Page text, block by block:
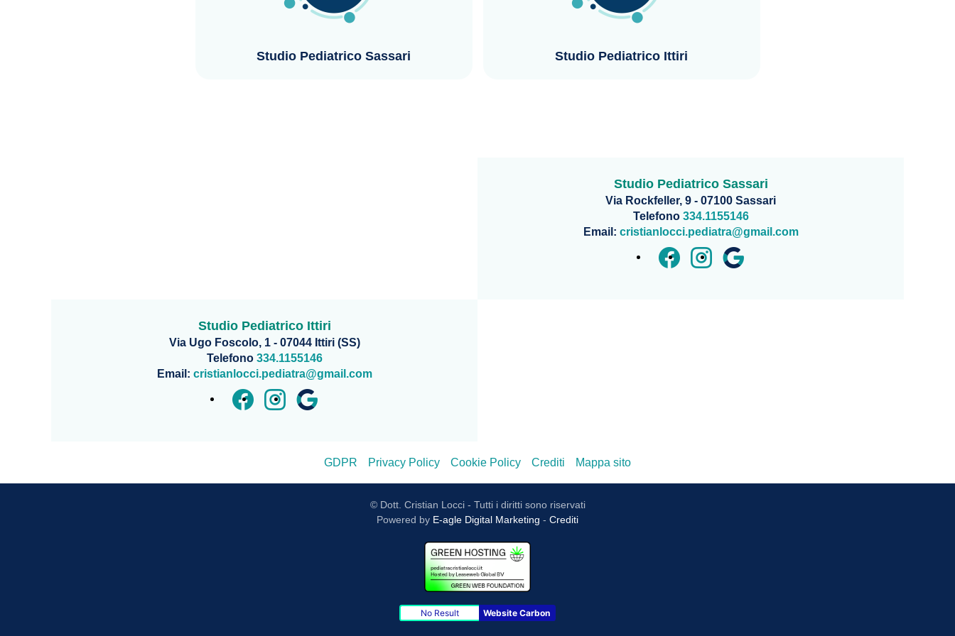
Studio Pediatrico Sassari Studio Pediatrico Ittiri
Studio Pediatrico Sassari
Via Rockfeller, 9 - 07100 Sassari
Telefono 334.1155146
Email: cristianlocci.pediatra@gmail.com
Studio Pediatrico Ittiri
Via Ugo Foscolo, 1 - 07044 Ittiri (SS)
Telefono 334.1155146
Email: cristianlocci.pediatra@gmail.com
GDPR Privacy Policy Cookie Policy Crediti Mappa sito
© Dott. Cristian Locci - Tutti i diritti sono riservati
Powered by E-agle Digital Marketing - Crediti
No Result Website Carbon